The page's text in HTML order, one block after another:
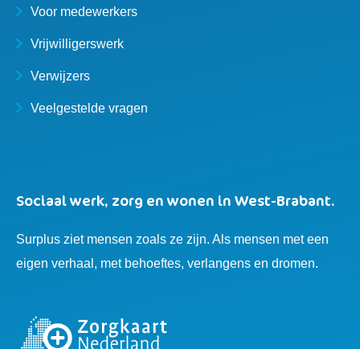
Voor medewerkers
Vrijwilligerswerk
Verwijzers
Veelgestelde vragen
Sociaal werk, zorg en wonen in West-Brabant.
Surplus ziet mensen zoals ze zijn. Als mensen met een
eigen verhaal, met behoeftes, verlangens en dromen.